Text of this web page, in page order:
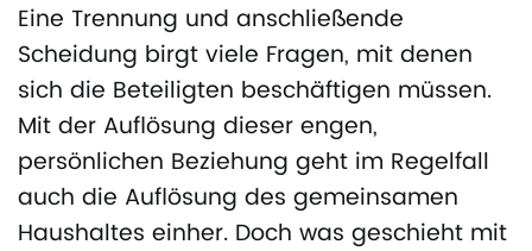
Eine Trennung und anschließende
Scheidung birgt viele Fragen, mit denen
sich die Beteiligten beschäftigen müssen.
Mit der Auflösung dieser engen,
persönlichen Beziehung geht im Regelfall
auch die Auflösung des gemeinsamen
Haushaltes einher. Doch was geschieht mit